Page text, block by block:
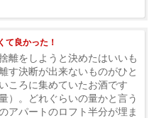
て良かった！
離をしようと決めたはいいも
す決断が出来ないものがひと
ころに集めていたお酒です
）。どれぐらいの量かと言う
アパートのロフト半分が埋ま